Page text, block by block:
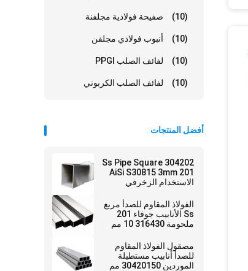
صفيحة فولاذية مجلفنة (10)
أنبوب فولاذي مجلفن (10)
لفائف الصلب PPGI (10)
لفائف الصلب الكربوني (10)
أفضل المنتجات
304202 Ss Pipe Square
AiSi S30815 3mm 201
الاستخدام الزخرفي
الفولاذ المقاوم للصدأ مربع
Ss الأنابيب جوفاء 201
ملحومة 316430 10 مم
مصقول الفولاذ المقاوم
للصدأ أنابيب مستطيلة
الموردين 30420150 مم